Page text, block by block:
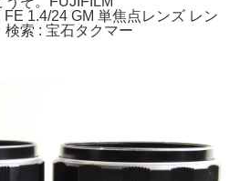
1.4/24 GM 単焦点レンズ レン
索 : 宝石タクマー